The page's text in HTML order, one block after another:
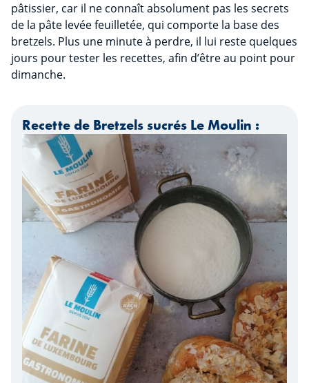
pâtissier, car il ne connaît absolument pas les secrets
de la pâte levée feuilletée, qui comporte la base des
bretzels. Plus une minute à perdre, il lui reste quelques
jours pour tester les recettes, afin d’être au point pour
dimanche.
Recette de Bretzels sucrés Le Moulin :